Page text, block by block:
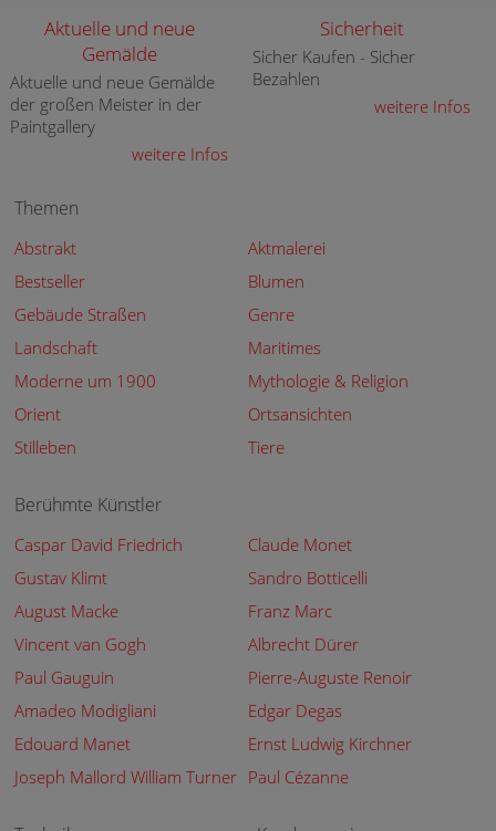
Aktuelle und neue
Gemälde
Aktuelle und neue Gemälde
der großen Meister in der
Paintgallery
weitere Infos
Sicherheit
Sicher Kaufen - Sicher
Bezahlen
weitere Infos
Themen
Abstrakt
Aktmalerei
Bestseller
Blumen
Gebäude Straßen
Genre
Landschaft
Maritimes
Moderne um 1900
Mythologie & Religion
Orient
Ortsansichten
Stilleben
Tiere
Berühmte Künstler
Caspar David Friedrich
Claude Monet
Gustav Klimt
Sandro Botticelli
August Macke
Franz Marc
Vincent van Gogh
Albrecht Dürer
Paul Gauguin
Pierre-Auguste Renoir
Amadeo Modigliani
Edgar Degas
Edouard Manet
Ernst Ludwig Kirchner
Joseph Mallord William Turner Paul Cézanne